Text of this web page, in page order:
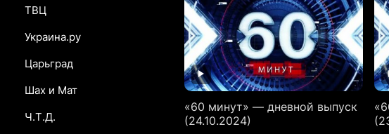
ТВЦ
Украина.ру
Царьград
Шах и Мат
Ч.Т.Д.
«60 минут» — дневной выпуск
(24.10.2024)